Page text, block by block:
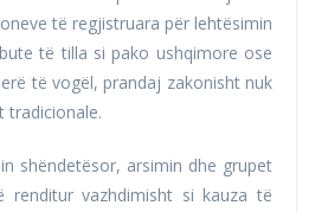
të regjistruara për lehtësimin
të tilla si pako ushqimore ose
të vogël, prandaj zakonisht nuk
tradicionale.
shëndetësor, arsimin dhe grupet
renditur vazhdimisht si kauza të